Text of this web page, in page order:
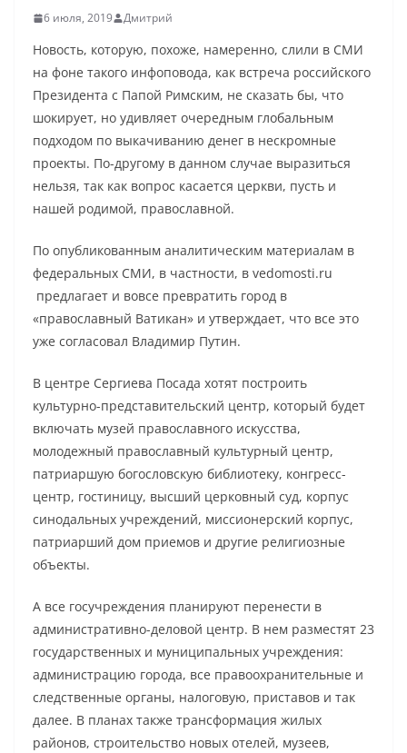
6 июля, 2019 Дмитрий
Новость, которую, похоже, намеренно, слили в СМИ
на фоне такого инфоповода, как встреча российского
Президента с Папой Римским, не сказать бы, что
шокирует, но удивляет очередным глобальным
подходом по выкачиванию денег в нескромные
проекты. По-другому в данном случае выразиться
нельзя, так как вопрос касается церкви, пусть и
нашей родимой, православной.
По опубликованным аналитическим материалам в
федеральных СМИ, в частности, в vedomosti.ru
предлагает и вовсе превратить город в
«православный Ватикан» и утверждает, что все это
уже согласовал Владимир Путин.
В центре Сергиева Посада хотят построить
культурно-представительский центр, который будет
включать музей православного искусства,
молодежный православный культурный центр,
патриаршую богословскую библиотеку, конгресс-
центр, гостиницу, высший церковный суд, корпус
синодальных учреждений, миссионерский корпус,
патриарший дом приемов и другие религиозные
объекты.
А все госучреждения планируют перенести в
административно-деловой центр. В нем разместят 23
государственных и муниципальных учреждения:
администрацию города, все правоохранительные и
следственные органы, налоговую, приставов и так
далее. В планах также трансформация жилых
районов, строительство новых отелей, музеев,